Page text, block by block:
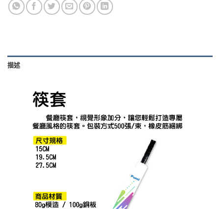
描述